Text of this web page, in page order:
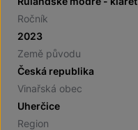
Ročník
2023
Země původu
Česká republika
Vinařská obec
Uherčice
Region